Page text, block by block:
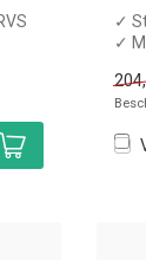
✓
✓
✓
...